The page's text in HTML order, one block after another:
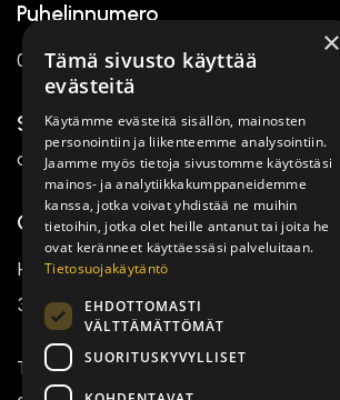
Puhelinnumero
050 494 2699
Sähköpostiosoite
asiakaspalvelu@rakennecenter.fi
Osoite
Hämeenkatu 2
33100 Tampere
Tuomaantie 9
×
Tämä sivusto käyttää
evästeitä
Käytämme evästeitä sisällön, mainosten
personointiin ja liikenteemme analysointiin.
Jaamme myös tietoja sivustomme käytöstäsi
mainos- ja analytiikkakumppaneidemme
kanssa, jotka voivat yhdistää ne muihin
tietoihin, jotka olet heille antanut tai joita he
ovat keränneet käyttäessäsi palveluitaan.
Tietosuojakäytäntö
EHDOTTOMASTI
VÄLTTÄMÄTTÖMÄT
SUORITUSKYVYLLISET